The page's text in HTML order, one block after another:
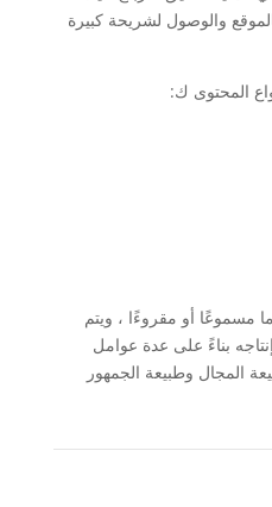
والوصول لشريحة كبيرة
المحتوى ك:
مسموعًا أو مقروءًا ، ويتم
بناءً على عدة عوامل
المجال وطبيعة الجمهور